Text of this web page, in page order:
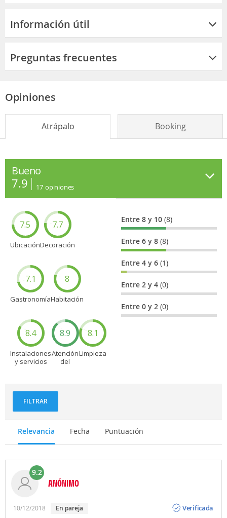
Información útil
Preguntas frecuentes
Opiniones
Atrápalo Booking
Bueno
7.9 17 opiniones
7.5
Ubicación
7.7
Decoración
7.1
Gastronomía
8
Habitación
8.4
Instalaciones
y servicios
8.9
Atención
del
8.1
Limpieza
Entre 8 y 10(8)
Entre 6 y 8(8)
Entre 4 y 6(1)
Entre 2 y 4(0)
Entre 0 y 2(0)
FILTRAR
Relevancia Fecha Puntuación
9.2
ANÓNIMO
10/12/2018 en pareja
Verificada